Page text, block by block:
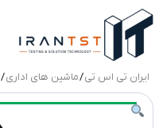
ایران تی اس تی/ماشین های اداری/